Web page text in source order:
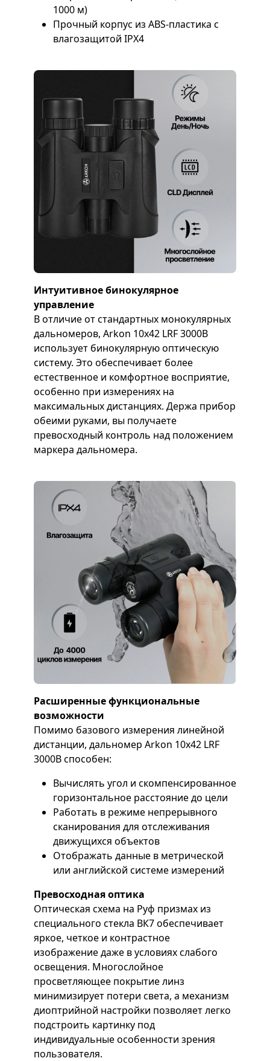
1000 м)
Прочный корпус из ABS-пластика с
влагозащитой IPX4
Интуитивное бинокулярное
управление
В отличие от стандартных монокулярных
дальномеров, Arkon 10x42 LRF 3000B
использует бинокулярную оптическую
систему. Это обеспечивает более
естественное и комфортное восприятие,
особенно при измерениях на
максимальных дистанциях. Держа прибор
обеими руками, вы получаете
превосходный контроль над положением
маркера дальномера.
Расширенные функциональные
возможности
Помимо базового измерения линейной
дистанции, дальномер Arkon 10x42 LRF
3000B способен:
Вычислять угол и скомпенсированное
горизонтальное расстояние до цели
Работать в режиме непрерывного
сканирования для отслеживания
движущихся объектов
Отображать данные в метрической
или английской системе измерений
Превосходная оптика
Оптическая схема на Руф призмах из
специального стекла ВК7 обеспечивает
яркое, четкое и контрастное
изображение даже в условиях слабого
освещения. Многослойное
просветляющее покрытие линз
минимизирует потери света, а механизм
диоптрийной настройки позволяет легко
подстроить картинку под
индивидуальные особенности зрения
пользователя.